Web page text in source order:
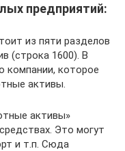
предприятий:
из пяти разделов
(строка 1600). В
компании, которое
активы.
активы»
Это могут
и т.п. Сюда